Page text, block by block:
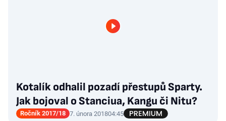
Kotalík odhalil pozadí přestupů Sparty.
Jak bojoval o Stanciua, Kangu či Nitu?
Ročník 2017/18 7. února 201804:45